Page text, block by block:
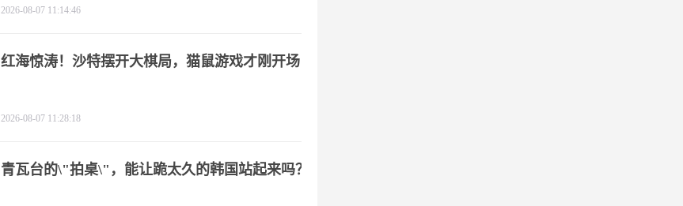
2026-08-07 11:14:46
红海惊涛！沙特摆开大棋局，猫鼠游戏才刚开场
2026-08-07 11:28:18
青瓦台的\"拍桌\"，能让跪太久的韩国站起来吗？